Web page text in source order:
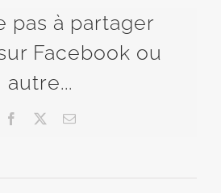
pas à partager
Facebook ou
autre...
Facebook Email